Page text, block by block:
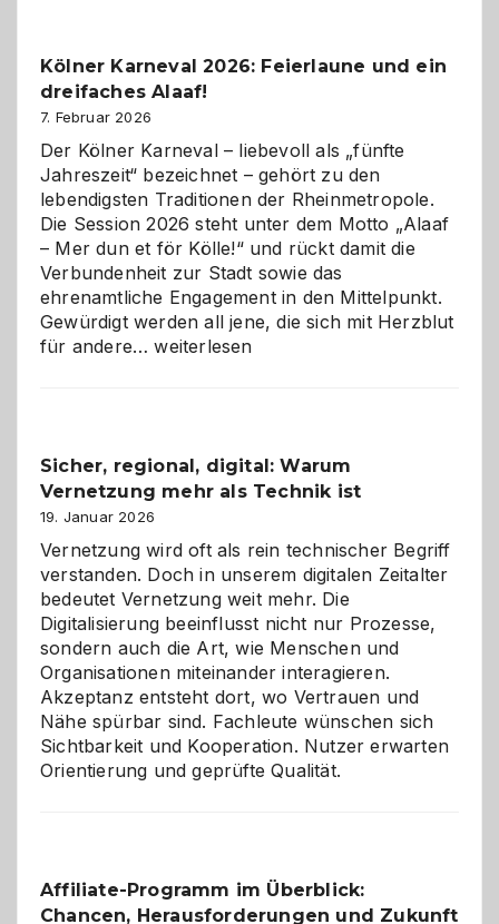
geworden
Kölner Karneval 2026: Feierlaune und ein
dreifaches Alaaf!
7. Februar 2026
Der Kölner Karneval – liebevoll als „fünfte
Jahreszeit“ bezeichnet – gehört zu den
lebendigsten Traditionen der Rheinmetropole.
Die Session 2026 steht unter dem Motto „Alaaf
– Mer dun et för Kölle!“ und rückt damit die
Verbundenheit zur Stadt sowie das
ehrenamtliche Engagement in den Mittelpunkt.
Gewürdigt werden all jene, die sich mit Herzblut
für andere…Kölner
ein
dreifaches
Alaaf!
weiterlesen
Sicher, regional, digital: Warum
Vernetzung mehr als Technik ist
19. Januar 2026
Vernetzung wird oft als rein technischer Begriff
verstanden. Doch in unserem digitalen Zeitalter
bedeutet Vernetzung weit mehr. Die
Digitalisierung beeinflusst nicht nur Prozesse,
sondern auch die Art, wie Menschen und
Organisationen miteinander interagieren.
Akzeptanz entsteht dort, wo Vertrauen und
Nähe spürbar sind. Fachleute wünschen sich
Sichtbarkeit und Kooperation. Nutzer erwarten
Orientierung und geprüfte Qualität.
Affiliate-Programm im Überblick:
Chancen, Herausforderungen und Zukunft